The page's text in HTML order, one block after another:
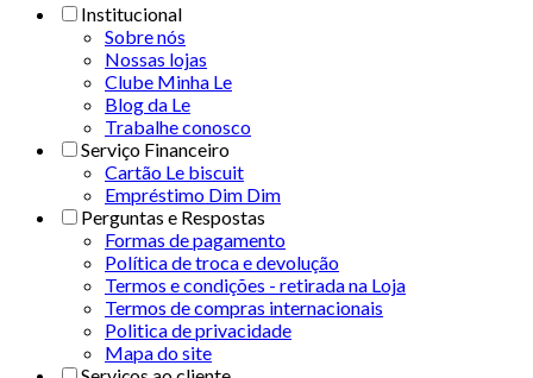
Institucional
Sobre nós
Nossas lojas
Clube Minha Le
Blog da Le
Trabalhe conosco
Serviço Financeiro
Cartão Le biscuit
Empréstimo Dim Dim
Perguntas e Respostas
Formas de pagamento
Política de troca e devolução
Termos e condições - retirada na Loja
Termos de compras internacionais
Politica de privacidade
Mapa do site